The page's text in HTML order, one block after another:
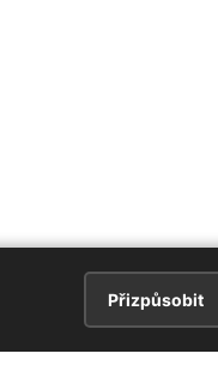
Přizpůsobit